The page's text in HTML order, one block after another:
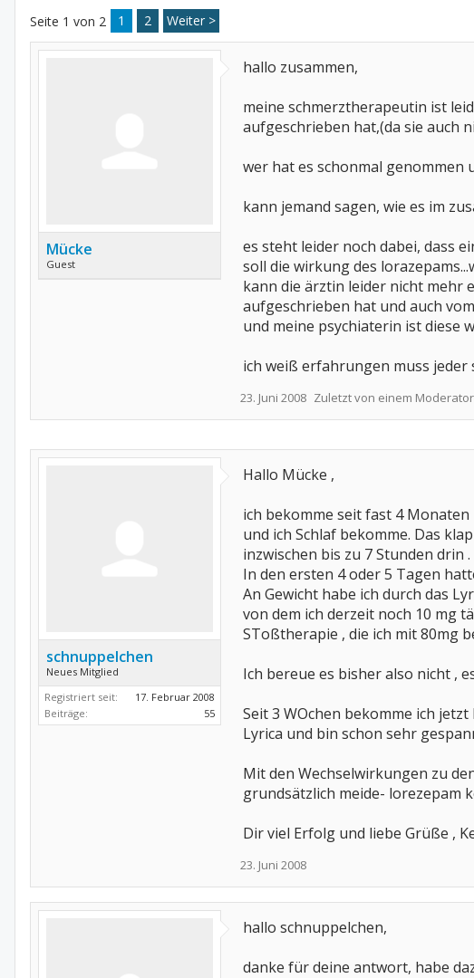
Seite 1 von 2 1 2 Weiter >
Mücke
Guest
hallo zusammen,
meine schmerztherapeutin ist
aufgeschrieben hat,(da sie auch
wer hat es schonmal genommen
kann jemand sagen, wie es im
es steht leider noch dabei, dass
soll die wirkung des
kann die ärztin leider nicht mehr
aufgeschrieben hat und auch
und meine psychiaterin ist diese
ich weiß erfahrungen muss
23. Juni 2008 Zuletzt von einem
schnuppelchen
Neues Mitglied
Registriert seit:
17. Februar 2008
Beiträge:
55
Hallo Mücke ,
ich bekomme seit fast 4
und ich Schlaf bekomme. Das
inzwischen bis zu 7 Stunden drin .
In den ersten 4 oder 5 Tagen
An Gewicht habe ich durch das
von dem ich derzeit noch 10 mg
SToßtherapie , die ich mit 80mg
Ich bereue es bisher also nicht ,
Seit 3 WOchen bekomme ich
Lyrica und bin schon sehr
Mit den Wechselwirkungen zu
grundsätzlich meide- lorezepam
Dir viel Erfolg und liebe Grüße ,
23. Juni 2008
hallo schnuppelchen,
danke für deine antwort, habe